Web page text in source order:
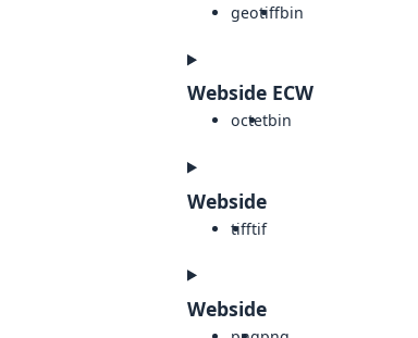
geotiffbin
Webside ECW
octetbin
Webside
tifftif
Webside